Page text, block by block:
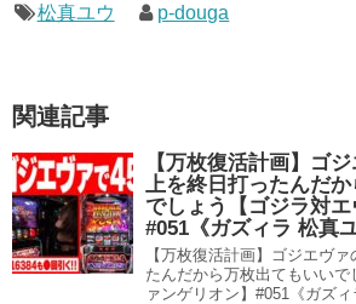
松真ユウ p-douga
関連記事
【万枚復活計画】ゴ
上を終日打ったんだ
でしょう【ゴジラ対エ
#051《ガズィラ 松真ユ
【万枚復活計画】ゴジエヴ
たんだから万枚出てもいい
ァンゲリオン】#051《ガズィ